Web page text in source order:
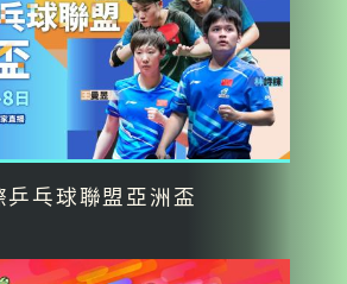
乓球聯盟亞洲盃